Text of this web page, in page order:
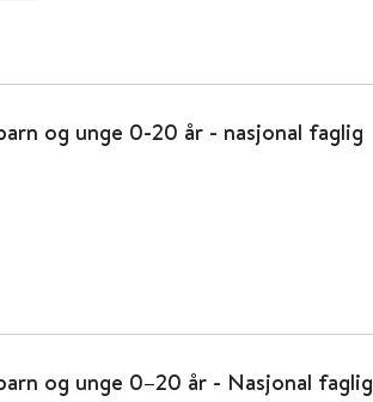
og unge 0-20 år - nasjonal faglig
og unge 0–20 år - Nasjonal faglig